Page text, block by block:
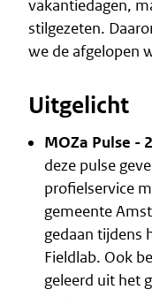
vakantiedagen,
stilgezeten.
we de afgelopen
Uitgelicht
MOZa Pulse -
deze pulse
profielservice
gemeente
gedaan tijdens
Fieldlab. Ook
geleerd uit het